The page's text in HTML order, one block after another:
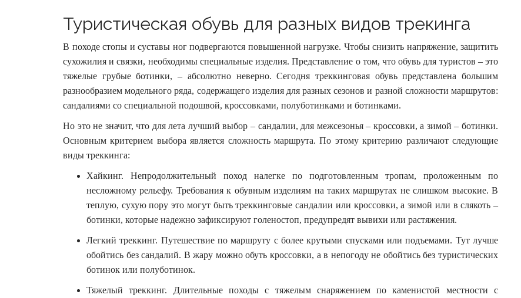
Туристическая обувь для разных видов трекинга
В походе стопы и суставы ног подвергаются повышенной нагрузке. Чтобы снизить напряжение, защитить
сухожилия и связки, необходимы специальные изделия. Представление о том, что обувь для туристов – это
тяжелые грубые ботинки, – абсолютно неверно. Сегодня треккинговая обувь представлена большим
разнообразием модельного ряда, содержащего изделия для разных сезонов и разной сложности маршрутов:
сандалиями со специальной подошвой, кроссовками, полуботинками и ботинками.
Но это не значит, что для лета лучший выбор – сандалии, для межсезонья – кроссовки, а зимой – ботинки.
Основным критерием выбора является сложность маршрута. По этому критерию различают следующие
виды треккинга:
Хайкинг. Непродолжительный поход налегке по подготовленным тропам, проложенным по
несложному рельефу. Требования к обувным изделиям на таких маршрутах не слишком высокие. В
теплую, сухую пору это могут быть треккинговые сандалии или кроссовки, а зимой или в слякоть –
ботинки, которые надежно зафиксируют голеностоп, предупредят вывихи или растяжения.
Легкий треккинг. Путешествие по маршруту с более крутыми спусками или подъемами. Тут лучше
обойтись без сандалий. В жару можно обуть кроссовки, а в непогоду не обойтись без туристических
ботинок или полуботинок.
Тяжелый треккинг. Длительные походы с тяжелым снаряжением по каменистой местности с